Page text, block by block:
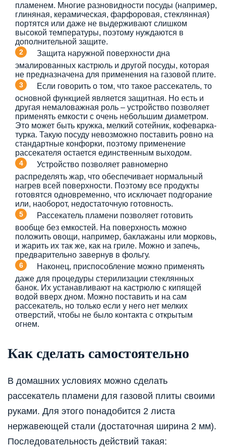
пламенем. Многие разновидности посуды (например,
глиняная, керамическая, фарфоровая, стеклянная)
портятся или даже не выдерживают слишком
высокой температуры, поэтому нуждаются в
дополнительной защите.
Защита наружной поверхности дна
эмалированных кастрюль и другой посуды, которая
не предназначена для применения на газовой плите.
Если говорить о том, что такое рассекатель, то
основной функцией является защитная. Но есть и
другая немаловажная роль – устройство позволяет
применять емкости с очень небольшим диаметром.
Это может быть кружка, мелкий сотейник, кофеварка-
турка. Такую посуду невозможно поставить ровно на
стандартные конфорки, поэтому применение
рассекателя остается единственным выходом.
Устройство позволяет равномерно
распределять жар, что обеспечивает нормальный
нагрев всей поверхности. Поэтому все продукты
готовятся одновременно, что исключает подгорание
или, наоборот, недостаточную готовность.
Рассекатель пламени позволяет готовить
вообще без емкостей. На поверхность можно
положить овощи, например, баклажаны или морковь,
и жарить их так же, как на гриле. Можно и запечь,
предварительно завернув в фольгу.
Наконец, приспособление можно применять
даже для процедуры стерилизации стеклянных
банок. Их устанавливают на кастрюлю с кипящей
водой вверх дном. Можно поставить и на сам
рассекатель, но только если у него нет мелких
отверстий, чтобы не было контакта с открытым
огнем.
Как сделать самостоятельно
В домашних условиях можно сделать
рассекатель пламени для газовой плиты своими
руками. Для этого понадобится 2 листа
нержавеющей стали (достаточная ширина 2 мм).
Последовательность действий такая: